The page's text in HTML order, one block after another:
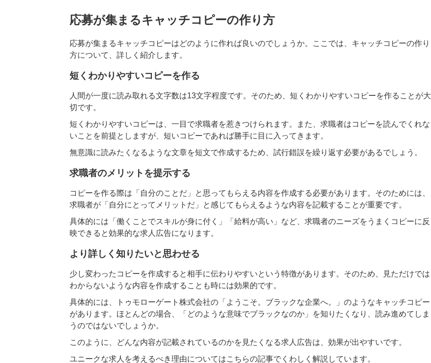
応募が集まるキャッチコピーの作り方
応募が集まるキャッチコピーはどのように作れば良いのでしょうか。ここでは、キャッチコピーの作り
方について、詳しく紹介します。
短くわかりやすいコピーを作る
人間が一度に読み取れる文字数は13文字程度です。そのため、短くわかりやすいコピーを作ることが大
切です。
短くわかりやすいコピーは、一目で求職者を惹きつけられます。また、求職者はコピーを読んでくれな
いことを前提としますが、短いコピーであれば勝手に目に入ってきます。
無意識に読みたくなるような文章を短文で作成するため、試行錯誤を繰り返す必要があるでしょう。
求職者のメリットを提示する
コピーを作る際は「自分のことだ」と思ってもらえる内容を作成する必要があります。そのためには、
求職者が「自分にとってメリットだ」と感じてもらえるような内容を記載することが重要です。
具体的には「働くことでスキルが身に付く」「給料が高い」など、求職者のニーズをうまくコピーに反
映できると効果的な求人広告になります。
より詳しく知りたいと思わせる
少し変わったコピーを作成すると相手に伝わりやすいという特徴があります。そのため、見ただけでは
わからないような内容を作成することも時には効果的です。
具体的には、トゥモローゲート株式会社の「ようこそ。ブラックな企業へ。」のようなキャッチコピー
があります。ほとんどの場合、「どのような意味でブラックなのか」を知りたくなり、読み進めてしま
うのではないでしょうか。
このように、どんな内容が記載されているのかを見たくなる求人広告は、効果が出やすいです。
ユニークな求人を考えるべき理由についてはこちらの記事でくわしく解説しています。